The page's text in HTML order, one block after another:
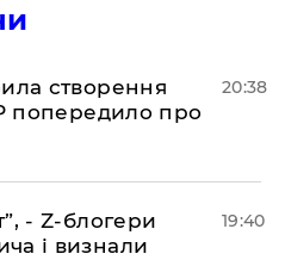
створення
попередило про
20:38
- Z-блогери
і визнали
19:40